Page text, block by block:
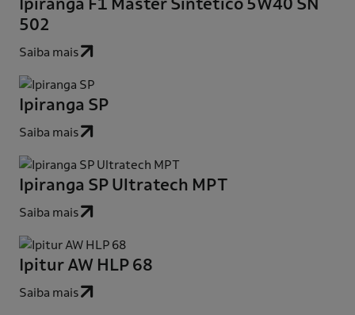
502
Saiba mais
Ipiranga SP
Saiba mais
Ipiranga SP Ultratech MPT
Saiba mais
Ipitur AW HLP 68
Saiba mais